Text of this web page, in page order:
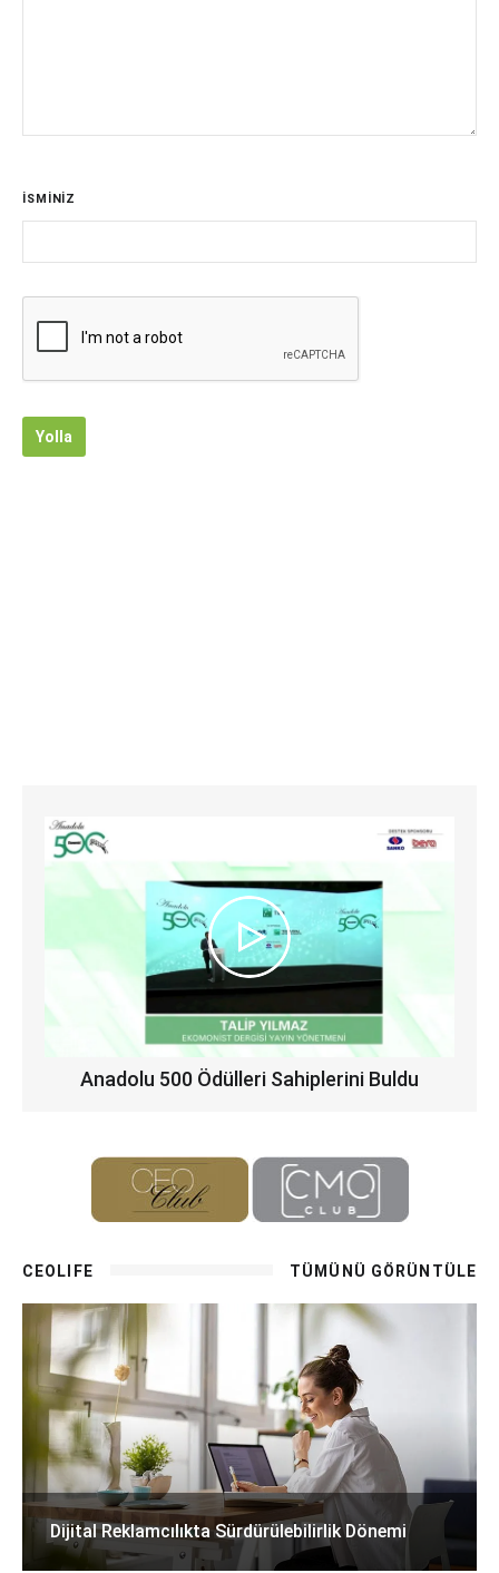
İSMİNİZ
Yolla
Anadolu 500 Ödülleri Sahiplerini Buldu
CEOLIFE TÜMÜNÜ GÖRÜNTÜLE
Dijital Reklamcılıkta Sürdürülebilirlik Dönemi